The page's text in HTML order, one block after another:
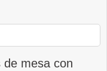
de mesa con